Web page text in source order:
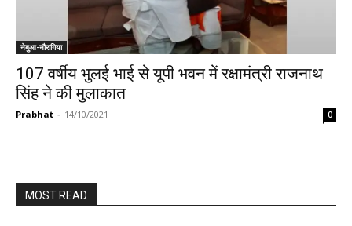
नेबुआ-नौरागिया
107 वर्षीय भुलई भाई से यूपी भवन में रक्षामंत्री राजनाथ
सिंह ने की मुलाकात
Prabhat - 14/10/2021 0
MOST READ